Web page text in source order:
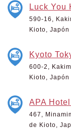
Luck You
590-16,
Kioto, Japón
Kyoto
600-2,
Kioto, Japón
APA
467,
de Kioto,